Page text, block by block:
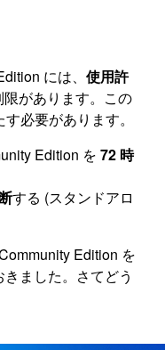
には、 使用許
があります。この
必要があります。
Edition を 72 時
する (スタンドアロ
Edition を
ました。さてどう